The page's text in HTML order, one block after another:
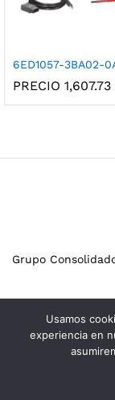
6ED1057-3BA02-
PRECIO 1,607.73
Grupo
Usamos
experiencia en